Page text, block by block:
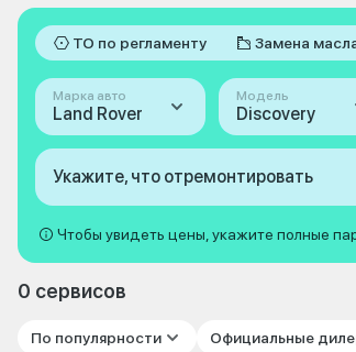
ТО по регламенту Замена
Марка авто
Land Rover
Модель
Discovery
Укажите, что отремонтировать
Чтобы увидеть цены, укажите полные
0 сервисов
По популярности Официальные